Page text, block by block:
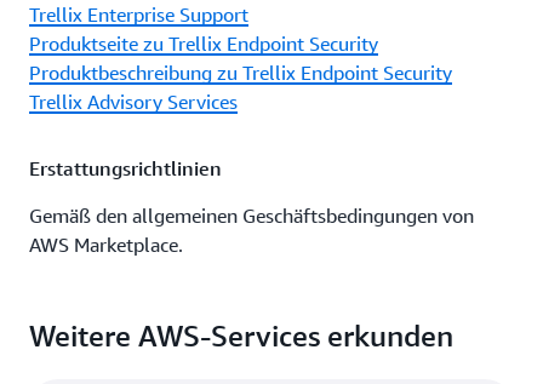
Trellix Enterprise Support
Produktseite zu Trellix Endpoint Security
Produktbeschreibung zu Trellix Endpoint Security
Trellix Advisory Services
Erstattungsrichtlinien
Gemäß den allgemeinen Geschäftsbedingungen von
AWS Marketplace.
Weitere AWS-Services erkunden